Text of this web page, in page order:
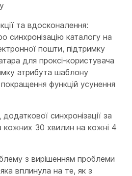
та вдосконалення:
синхронізацію каталогу на
пошти, підтримку
для проксі-користувача
атрибута шаблону
функцій усунення
синхронізації за
кожних 30 хвилин на кожні 4
з вирішенням проблеми
вплинула на те, як з